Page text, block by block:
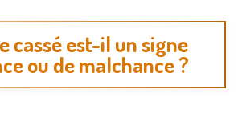
cassé est-il un signe
ou de malchance ?